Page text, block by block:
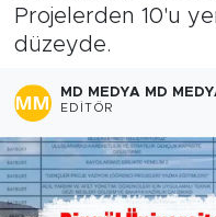
Projelerden 10'u
düzeyde.
MD MEDYA MD
EDITÖR
MD Prestij
Spor
Yaşam
Haber Arşivi